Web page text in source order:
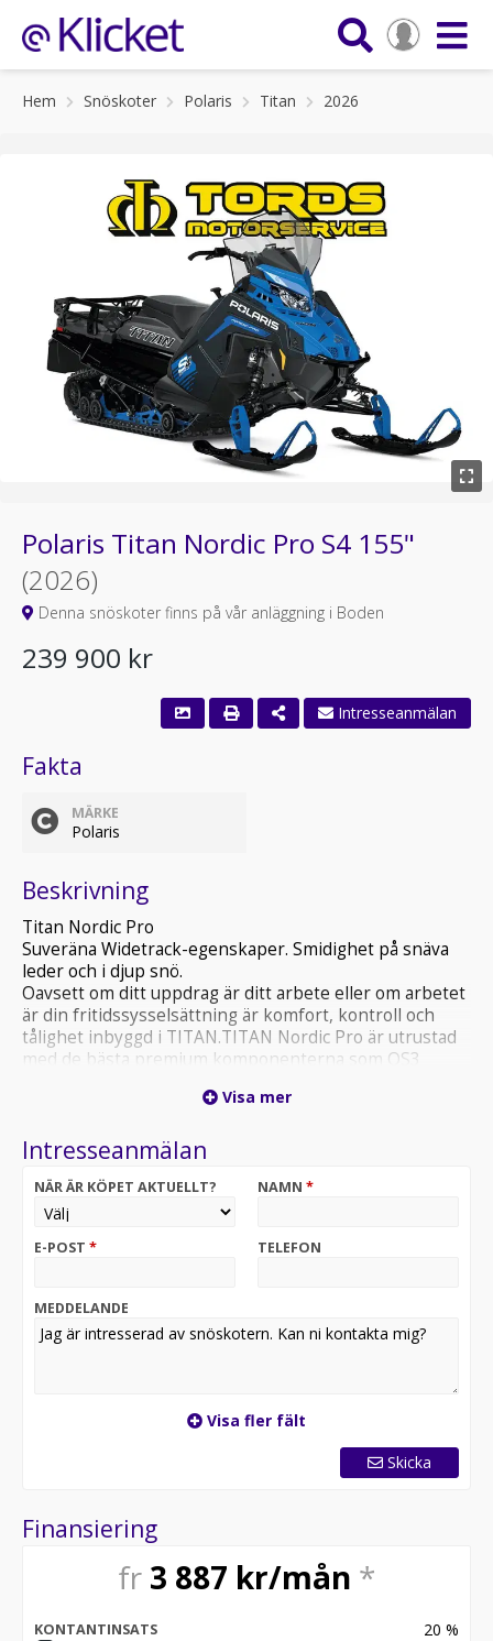
Hem Snöskoter Polaris Titan 2026
Polaris Titan Nordic Pro S4 155"
(2026)
Denna snöskoter finns på vår anläggning i Boden
239 900 kr
Intresseanmälan
Fakta
MÄRKE
Polaris
Beskrivning
Titan Nordic Pro
Suveräna Widetrack-egenskaper. Smidighet på snäva
leder och i djup snö.
Oavsett om ditt uppdrag är ditt arbete eller om arbetet
är din fritidssysselsättning är komfort, kontroll och
tålighet inbyggd i TITAN.TITAN Nordic Pro är utrustad
med de bästa premium komponenterna som QS3
Köp till box och passagerarsäte för att dela
taktsalternativet Pro Star S4
Extrautrustning som dubbeldyna och plastlåda
tillkommer på priset.
Ring, maila eller kom förbi för mer info.
erbjudande.
Visa mer
Intresseanmälan
NÄR ÄR KÖPET AKTUELLT? NAMN *
E-POST * TELEFON
MEDDELANDE
Visa fler fält
Skicka
Finansiering
fr 3 887 kr/mån *
KONTANTINSATS 20 %